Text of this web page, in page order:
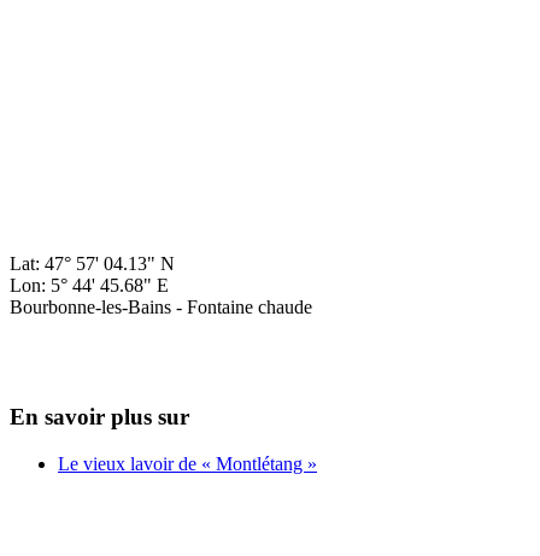
Lat: 47° 57' 04.13" N
Lon: 5° 44' 45.68" E
Bourbonne-les-Bains - Fontaine chaude
En savoir plus sur
Le vieux lavoir de « Montlétang »